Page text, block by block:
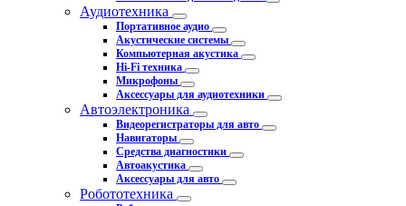
Аудиотехника
Портативное аудио
Акустические системы
Компьютерная акустика
Hi-Fi техника
Микрофоны
Аксессуары для аудиотехники
Автоэлектроника
Видеорегистраторы для авто
Навигаторы
Средства диагностики
Автоакустика
Аксессуары для авто
Робототехника